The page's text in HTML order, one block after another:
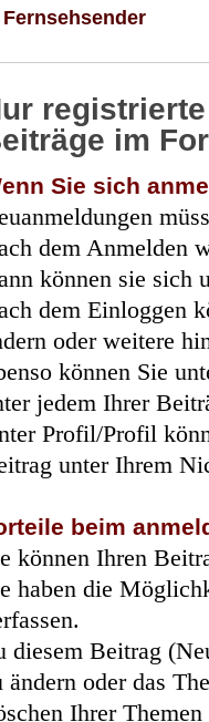
im
Sie sich
dem Anmelden
können sie sich
dem Einloggen
oder weitere
können Sie
jedem Ihrer
Profil/Profil
unter Ihrem
beim
können Ihren
haben die
diesem Beitrag
ändern oder das
Ihrer